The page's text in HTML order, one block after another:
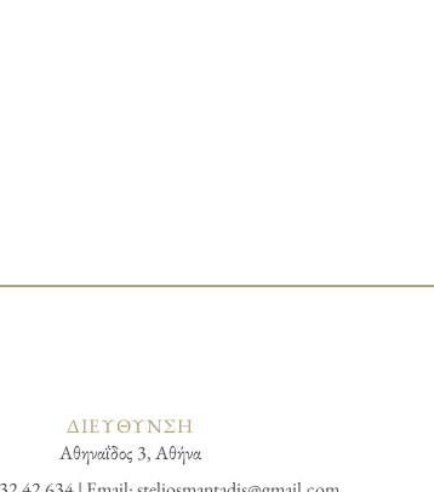
ΔΙΕΥΘΥΝΣΗ
Αθηναΐδος 3, Αθήνα